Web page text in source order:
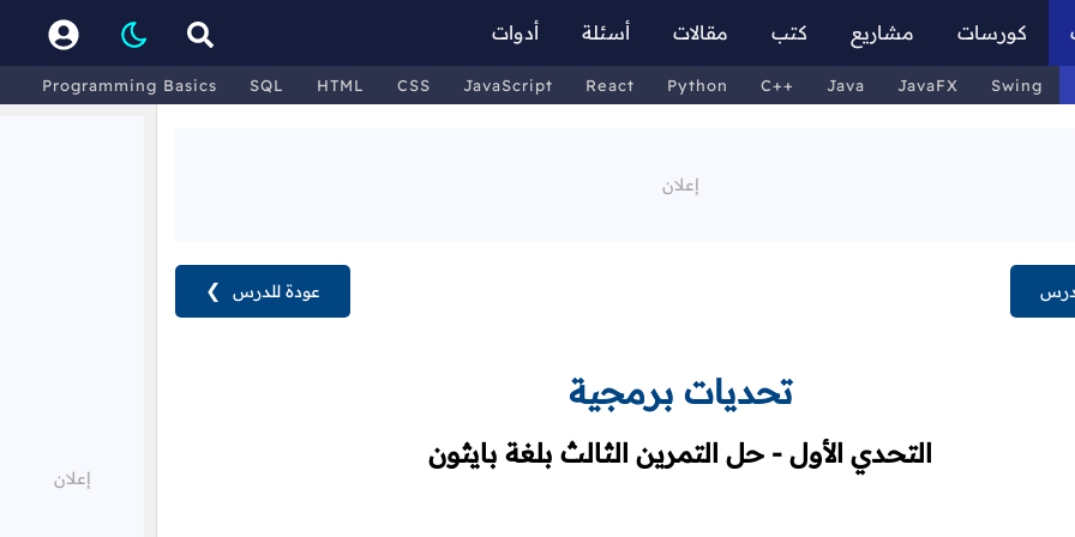
كورسات مشاريع كتب مقالات أسئلة أدوات
Programming Basics SQL HTML CSS JavaScript React Python C++ Java JavaFX Swing
عودة للدرس ❯
تحديات برمجية
التحدي الأول - حل التمرين الثالث بلغة بايثون